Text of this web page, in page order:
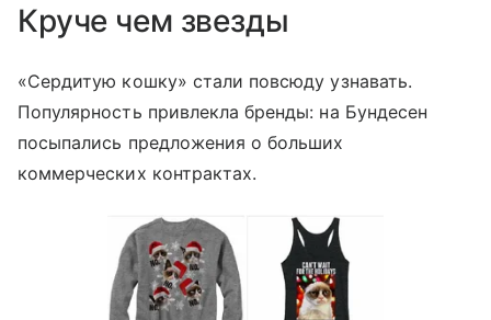
Круче чем звезды
«Сердитую кошку» стали повсюду узнавать.
Популярность привлекла бренды: на Бундесен
посыпались предложения о больших
коммерческих контрактах.